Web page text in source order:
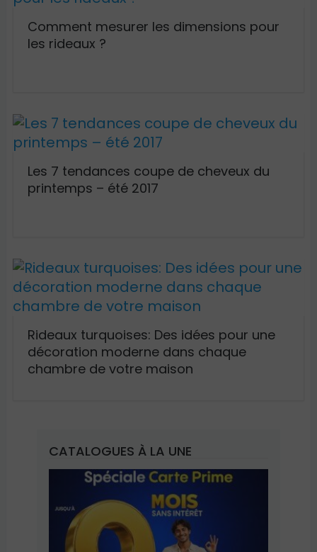
Comment mesurer les dimensions pour
les rideaux ?
Les 7 tendances coupe de cheveux du
printemps – été 2017
Rideaux turquoises: Des idées pour une
décoration moderne dans chaque
chambre de votre maison
CATALOGUES À LA UNE